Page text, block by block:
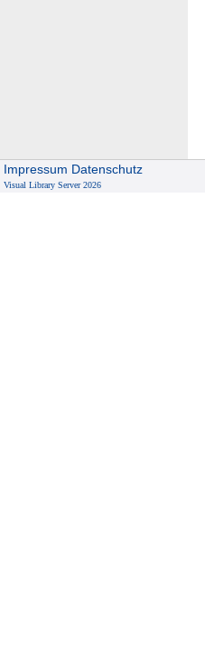
Impressum Datenschutz
Visual Library Server 2026